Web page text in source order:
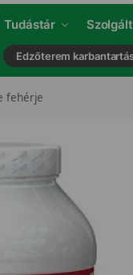
Tudástár
Edzőterem
fehérje